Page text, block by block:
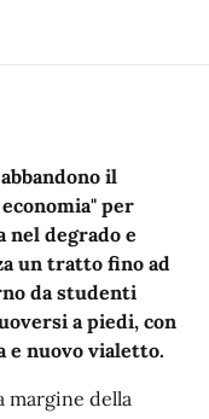
il
per
degrado e
un tratto fino ad
da studenti
a piedi, con
e nuovo vialetto.
margine della